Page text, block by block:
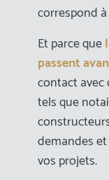
correspond
Et parce que
passent
contact
tels que
demandes
vos projets.